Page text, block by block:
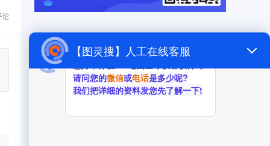
论